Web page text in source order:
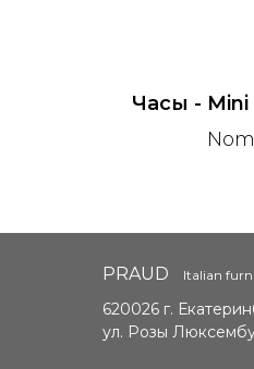
Часы - Mini
PRAUD
620026 г.
ул. Розы
Italian